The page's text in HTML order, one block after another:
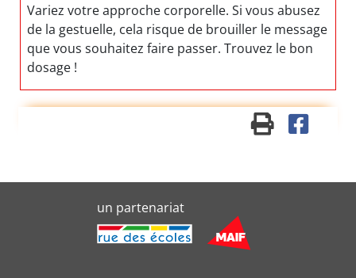
Variez votre approche corporelle. Si vous abusez
de la gestuelle, cela risque de brouiller le message
que vous souhaitez faire passer. Trouvez le bon
dosage !
un partenariat